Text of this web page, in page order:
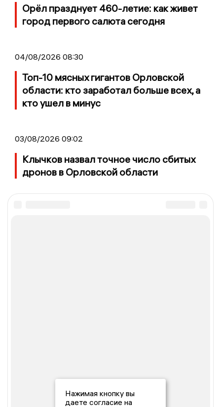
Орёл празднует 460-летие: как живет
город первого салюта сегодня
04/08/2026 08:30
Топ-10 мясных гигантов Орловской
области: кто заработал больше всех, а
кто ушел в минус
03/08/2026 09:02
Клычков назвал точное число сбитых
дронов в Орловской области
Нажимая кнопку вы
даете согласие на